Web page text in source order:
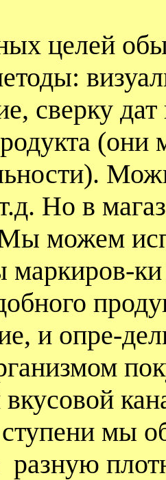
целей
сверку дат
(они
Но в
можем
маркиров-
и опре-
мы